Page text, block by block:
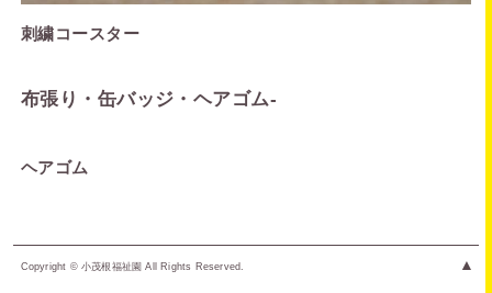
刺繍コースター
布張り・缶バッジ・ヘアゴム-
ヘアゴム
Copyright © 小茂根福祉園 All Rights Reserved. ▲